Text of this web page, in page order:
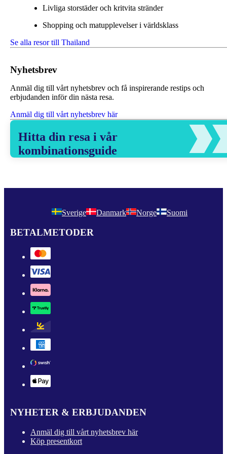
Livliga storstäder och kritvita stränder
Shopping och matupplevelser i världsklass
Se alla resor till Thailand
Nyhetsbrev
Anmäl dig till vårt nyhetsbrev och få inspirerande restips och
erbjudanden inför din nästa resa.
Anmäl dig till vårt nyhetsbrev här
Hitta din resa i vår
kombinationsguide
Sverige Danmark Norge Suomi
BETALMETODER
NYHETER & ERBJUDANDEN
Anmäl dig till vårt nyhetsbrev här
Köp presentkort